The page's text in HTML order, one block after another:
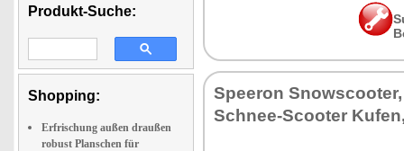
Produkt-Suche:
Shopping:
Erfrischung außen draußen
robust Planschen für
Speeron
Schnee-Scooter